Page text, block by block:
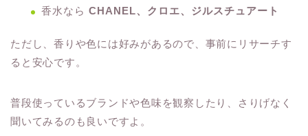
香水なら CHANEL、クロエ、ジルスチュアート
ただし、香りや色には好みがあるので、事前にリサーチす
ると安心です。
普段使っているブランドや色味を観察したり、さりげなく
聞いてみるのも良いですよ。